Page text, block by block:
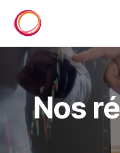
Nos